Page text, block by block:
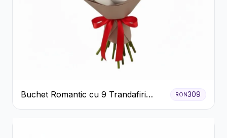
Buchet Romantic cu 9 Trandafiri
Roșii
RON309